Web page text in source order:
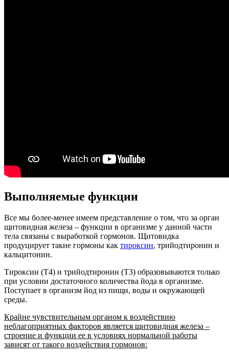
Выполняемые функции
Все мы более-менее имеем представление о том, что за орган
щитовидная железа – функции в организме у данной части
тела связаны с выработкой гормонов. Щитовидка
продуцирует такие гормоны как тироксин, трийодтиронин и
кальцитонин.
Тироксин (Т4) и трийодтиронин (Т3) образовываются только
при условии достаточного количества йода в организме.
Поступает в организм йод из пищи, воды и окружающей
среды.
Крайне чувствительным органом к воздействию
неблагоприятных факторов является щитовидная железа –
строение и функции ее в условиях нормальной работы
зависят от такого воздействия гормонов: